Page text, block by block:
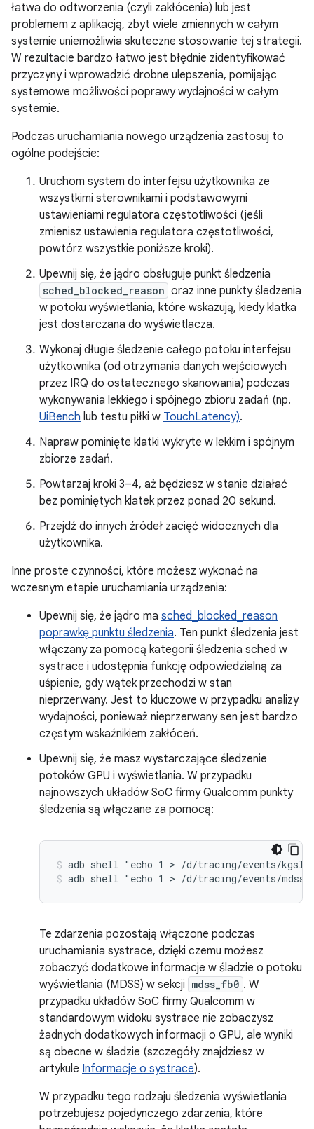
łatwa do odtworzenia (czyli zakłócenia) lub jest
problemem z aplikacją, zbyt wiele zmiennych w całym
systemie uniemożliwia skuteczne stosowanie tej strategii.
W rezultacie bardzo łatwo jest błędnie zidentyfikować
przyczyny i wprowadzić drobne ulepszenia, pomijając
systemowe możliwości poprawy wydajności w całym
systemie.
Podczas uruchamiania nowego urządzenia zastosuj to
ogólne podejście:
Uruchom system do interfejsu użytkownika ze
wszystkimi sterownikami i podstawowymi
ustawieniami regulatora częstotliwości (jeśli
zmienisz ustawienia regulatora częstotliwości,
powtórz wszystkie poniższe kroki).
Upewnij się, że jądro obsługuje punkt śledzenia
sched_blocked_reason oraz inne punkty śledzenia
w potoku wyświetlania, które wskazują, kiedy klatka
jest dostarczana do wyświetlacza.
Wykonaj długie śledzenie całego potoku interfejsu
użytkownika (od otrzymania danych wejściowych
przez IRQ do ostatecznego skanowania) podczas
wykonywania lekkiego i spójnego zbioru zadań (np.
UiBench lub testu piłki w TouchLatency).
Napraw pominięte klatki wykryte w lekkim i spójnym
zbiorze zadań.
Powtarzaj kroki 3–4, aż będziesz w stanie działać
bez pominiętych klatek przez ponad 20 sekund.
Przejdź do innych źródeł zacięć widocznych dla
użytkownika.
Inne proste czynności, które możesz wykonać na
wczesnym etapie uruchamiania urządzenia:
Upewnij się, że jądro ma sched_blocked_reason
poprawkę punktu śledzenia. Ten punkt śledzenia jest
włączany za pomocą kategorii śledzenia sched w
systrace i udostępnia funkcję odpowiedzialną za
uśpienie, gdy wątek przechodzi w stan
nieprzerwany. Jest to kluczowe w przypadku analizy
wydajności, ponieważ nieprzerwany sen jest bardzo
częstym wskaźnikiem zakłóceń.
Upewnij się, że masz wystarczające śledzenie
potoków GPU i wyświetlania. W przypadku
najnowszych układów SoC firmy Qualcomm punkty
śledzenia są włączane za pomocą:
adb shell "echo 1 > /d/tracing/events/kgsl/
adb shell "echo 1 > /d/tracing/events/mdss/
Te zdarzenia pozostają włączone podczas
uruchamiania systrace, dzięki czemu możesz
zobaczyć dodatkowe informacje w śladzie o potoku
wyświetlania (MDSS) w sekcji mdss_fb0 . W
przypadku układów SoC firmy Qualcomm w
standardowym widoku systrace nie zobaczysz
żadnych dodatkowych informacji o GPU, ale wyniki
są obecne w śladzie (szczegóły znajdziesz w
artykule Informacje o systrace).
W przypadku tego rodzaju śledzenia wyświetlania
potrzebujesz pojedynczego zdarzenia, które